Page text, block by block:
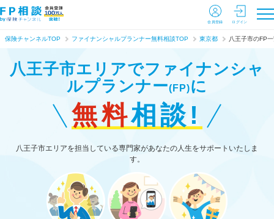
会員登録 ログイン
保険チャンネルTOP ファイナンシャルプランナー無料相談TOP 東京都 八王子市のFP
八王子市エリアでファイナンシャ
ルプランナー(FP)に
無料相談!
八王子市エリアを担当している専門家があなたの人生をサポートいたしま
す。